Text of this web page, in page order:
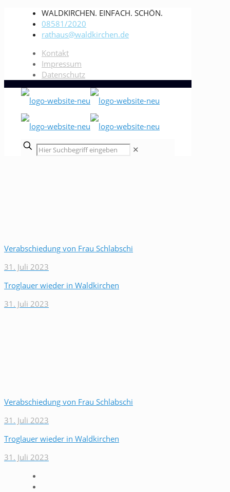
WALDKIRCHEN. EINFACH. SCHÖN.
08581/2020
rathaus@waldkirchen.de
Kontakt
Impressum
Datenschutz
✕
Verabschiedung von Frau Schlabschi
31. Juli 2023
Troglauer wieder in Waldkirchen
31. Juli 2023
Verabschiedung von Frau Schlabschi
31. Juli 2023
Troglauer wieder in Waldkirchen
31. Juli 2023